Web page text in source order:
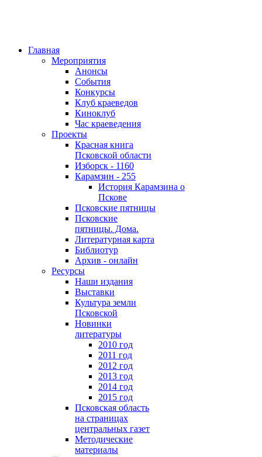
Главная
Мероприятия
Анонсы
События
Конкурсы
Клуб краеведов
Киноклуб
Час краеведения
Проекты
Красная книга
Псковской области
Изборск - 1160
Карамзин - 255
История Карамзина о
Пскове
Псковские пятницы
Псковские
пятницы. Дома.
Литературная карта
Библиотур
Архив - онлайн
Ресурсы
Наши издания
Выставки
Культура земли
Псковской
Новинки
литературы
2010 год
2011 год
2012 год
2013 год
2014 год
2015 год
Псковская область
на страницах
центральных газет
Методические
материалы